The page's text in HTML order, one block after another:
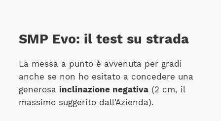
SMP Evo: il test su strada
La messa a punto è avvenuta per gradi
anche se non ho esitato a concedere una
generosa inclinazione negativa(2 cm, il
massimo suggerito dall'Azienda).